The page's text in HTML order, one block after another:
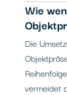
Wie
Die
vermeidet